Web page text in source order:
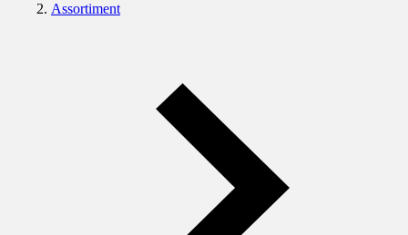
Assortiment